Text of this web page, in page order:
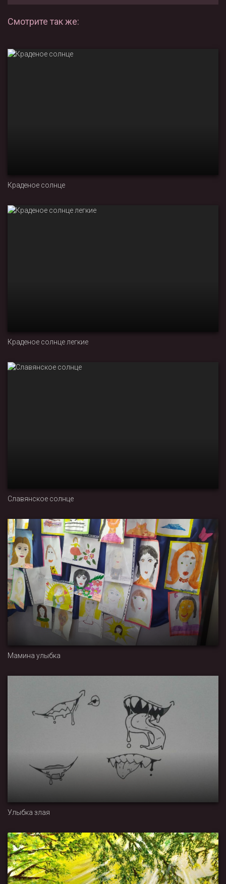
Смотрите так же:
Краденое солнце
Краденое солнце легкие
Славянское солнце
Мамина улыбка
Улыбка злая